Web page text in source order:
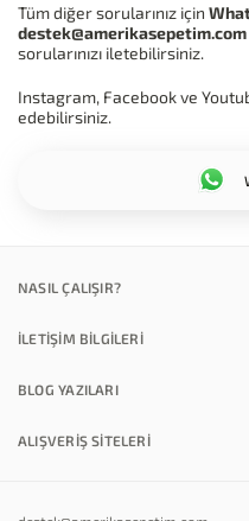
Tüm diğer sorularınız için
destek@amerikasepetim.com
sorularınızı iletebilirsiniz.
Instagram, Facebook ve
edebilirsiniz.
NASIL ÇALIŞIR?
İLETİŞİM BİLGİLERİ
BLOG YAZILARI
ALIŞVERİŞ SİTELERİ